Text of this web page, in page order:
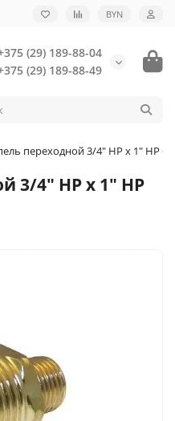
BYN
(29) 189-88-04
(29) 189-88-49
переходной 3/4" НР х 1" НР
3/4" НР х 1" НР